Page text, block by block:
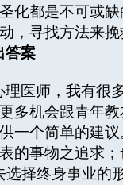
化都是不可或
，寻找方法来挽
答案
理医师，我有很
多机会跟青年
一个简单的建
的事物之追求；
择终身事业的